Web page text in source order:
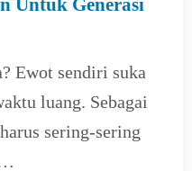
Untuk Generasi
Ewot sendiri suka
luang. Sebagai
sering-sering